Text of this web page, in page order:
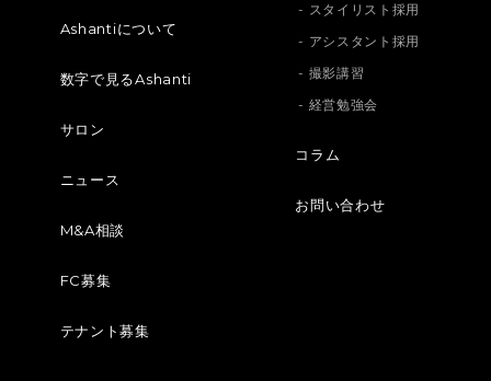
Ashantiについて
数字で見るAshanti
サロン
ニュース
M&A相談
FC募集
テナント募集
- スタイリスト採用
- アシスタント採用
- 撮影講習
- 経営勉強会
コラム
お問い合わせ